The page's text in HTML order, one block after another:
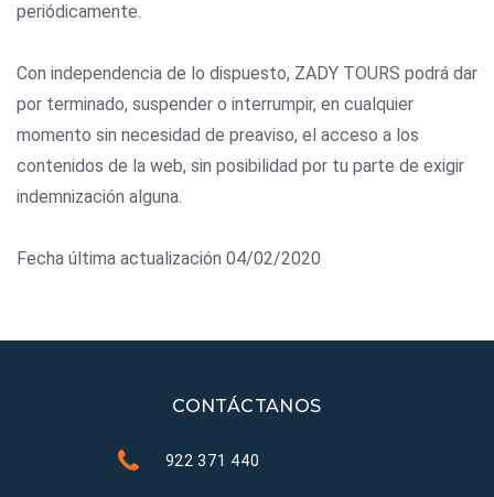
periódicamente.
Con independencia de lo dispuesto, ZADY TOURS podrá dar
por terminado, suspender o interrumpir, en cualquier
momento sin necesidad de preaviso, el acceso a los
contenidos de la web, sin posibilidad por tu parte de exigir
indemnización alguna.
Fecha última actualización 04/02/2020
CONTÁCTANOS
922 371 440